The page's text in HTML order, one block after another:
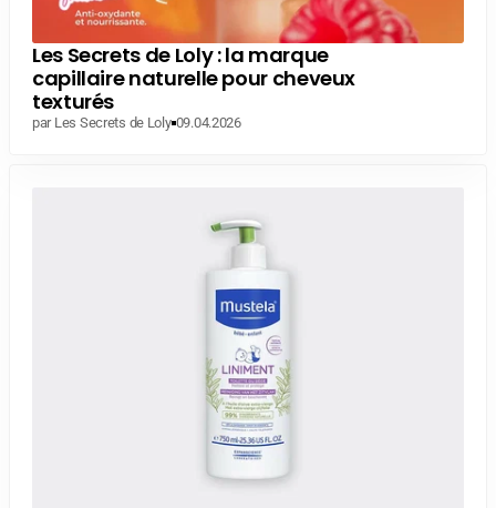
Les Secrets de Loly : la marque
capillaire naturelle pour cheveux
texturés
par Les Secrets de Loly 09.04.2026